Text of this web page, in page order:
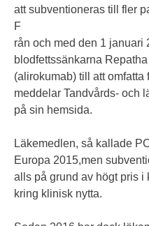
att subventioneras till fler
F
rån och med den 1 januari
blodfettssänkarna
(alirokumab) till att
meddelar Tandvårds- och
på sin hemsida.
Läkemedlen, så kallade
Europa 2015,men
alls på grund av högt pris i
kring klinisk nytta.